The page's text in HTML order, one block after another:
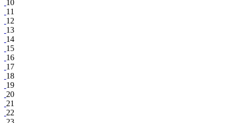
10
11
12
13
14
15
16
17
18
19
20
21
22